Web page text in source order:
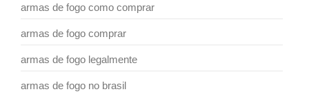
armas de fogo como comprar
armas de fogo comprar
armas de fogo legalmente
armas de fogo no brasil